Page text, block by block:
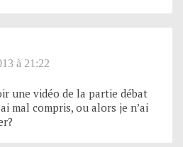
à 21:22
une vidéo de la partie débat
mal compris, ou alors je n’ai